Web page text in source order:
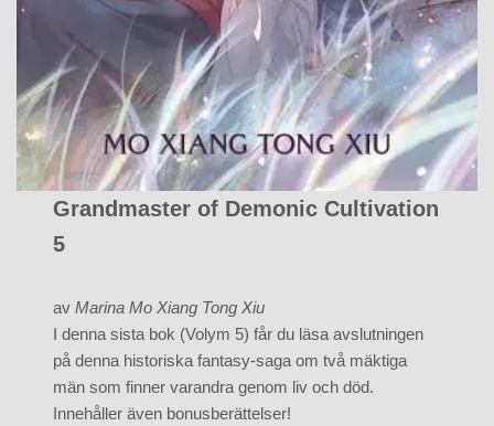
Grandmaster of Demonic Cultivation
5
avMarina Mo Xiang Tong Xiu
I denna sista bok (Volym 5) får du läsa avslutningen
på denna historiska fantasy-saga om två mäktiga
män som finner varandra genom liv och död.
Innehåller även bonusberättelser!